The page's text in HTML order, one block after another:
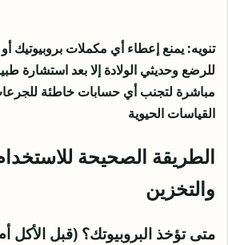
تنويه: يمنع إعطاء أي مكملات بروبيوتيك
للرضع وحديثي الولادة إلا بعد استشارة
مباشرة لتجنب أي حسابات خاطئة
القياسات الحيوية
الطريقة الصحيحة
والتخزين
متى تؤخذ البروبيوتك؟ (قبل الأكل